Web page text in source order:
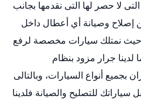
لا حصر لها التى نقدمها بجانب
إصلاح وصيانة أي أعطال داخل
حيث نمتلك سيارات مخصصة لرفع
لدينا جرار مزود بنظام
بجميع أنواع السيارات، وبالتالى
للتصليح والصيانة فلدينا